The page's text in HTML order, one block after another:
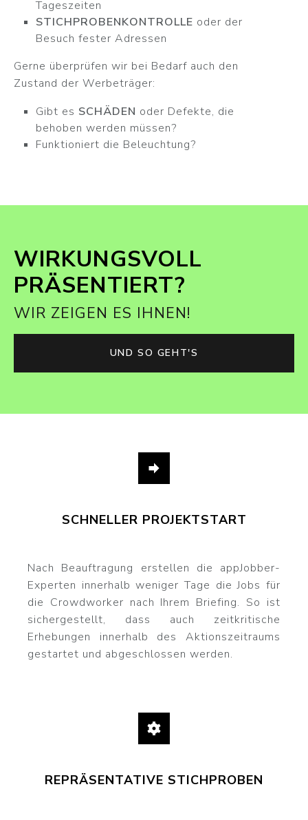
Tageszeiten
STICHPROBENKONTROLLE oder der
Besuch fester Adressen
Gerne überprüfen wir bei Bedarf auch den
Zustand der Werbeträger:
Gibt es SCHÄDEN oder Defekte, die
behoben werden müssen?
Funktioniert die Beleuchtung?
WIRKUNGSVOLL
PRÄSENTIERT?
WIR ZEIGEN ES IHNEN!
UND SO GEHT'S
SCHNELLER PROJEKTSTART
Nach Beauftragung erstellen die appJobber-
Experten innerhalb weniger Tage die Jobs für
die Crowdworker nach Ihrem Briefing. So ist
sichergestellt, dass auch zeitkritische
Erhebungen innerhalb des Aktionszeitraums
gestartet und abgeschlossen werden.
REPRÄSENTATIVE STICHPROBEN